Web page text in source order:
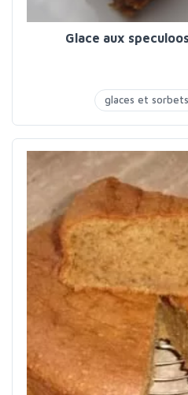
Glace aux
glaces et sorbets